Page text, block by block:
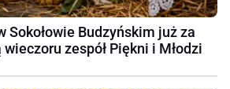
Sokołowie Budzyńskim już za
zespół Piękni i Młodzi